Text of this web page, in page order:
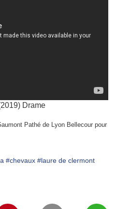
Drame
Pathé de Lyon Bellecour pour
#chevaux #laure de clermont